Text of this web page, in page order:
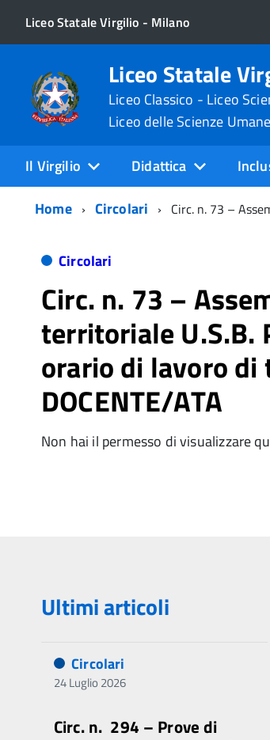
Liceo Statale Virgilio - Milano
Liceo Statale
Liceo Classico - Liceo
Liceo delle Scienze
Il Virgilio Didattica
Home
Circolari Circ. n. 73 –
Circolari
Circ. n. 73 –
territoriale U.S.B.
orario di lavoro
DOCENTE/ATA
Non hai il permesso di visualizzare
Ultimi articoli
Circolari
24 Luglio 2026
Circ. n. 294 – Prove di